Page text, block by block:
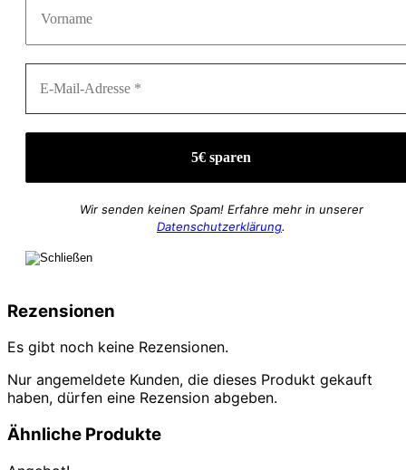
Wir senden keinen Spam! Erfahre mehr in unserer
Datenschutzerklärung.
Rezensionen
Es gibt noch keine Rezensionen.
Nur angemeldete Kunden, die dieses Produkt gekauft
haben, dürfen eine Rezension abgeben.
Ähnliche Produkte